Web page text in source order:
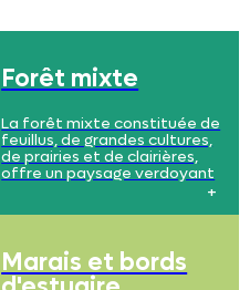
Forêt mixte
La forêt mixte constituée de
feuillus, de grandes cultures,
de prairies et de clairières,
offre un paysage verdoyant
et diversifié, où le sol de moins
s’approche de l’estuaire.
Marais et bords